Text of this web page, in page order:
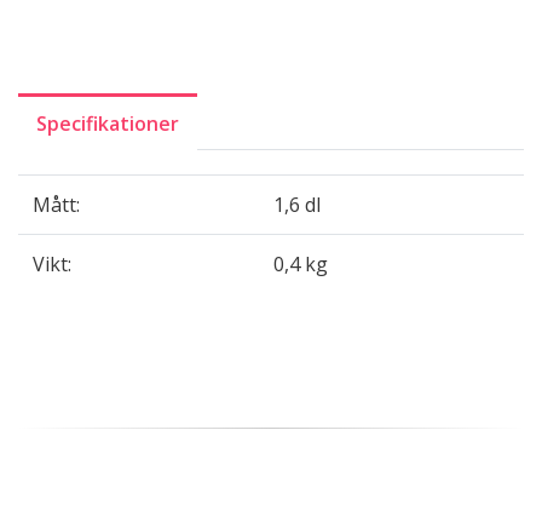
Specifikationer
Mått: 1,6 dl
Vikt: 0,4 kg